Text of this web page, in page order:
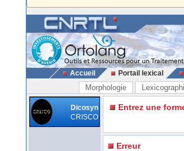
Accueil Portail lexical
Morphologie
Dicosyn
CRISCO
Entrez une
Erreur